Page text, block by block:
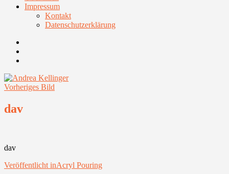
Impressum
Kontakt
Datenschutzerklärung
Vorheriges Bild
dav
dav
Beitragsnavigation
Veröffentlicht inAcryl Pouring